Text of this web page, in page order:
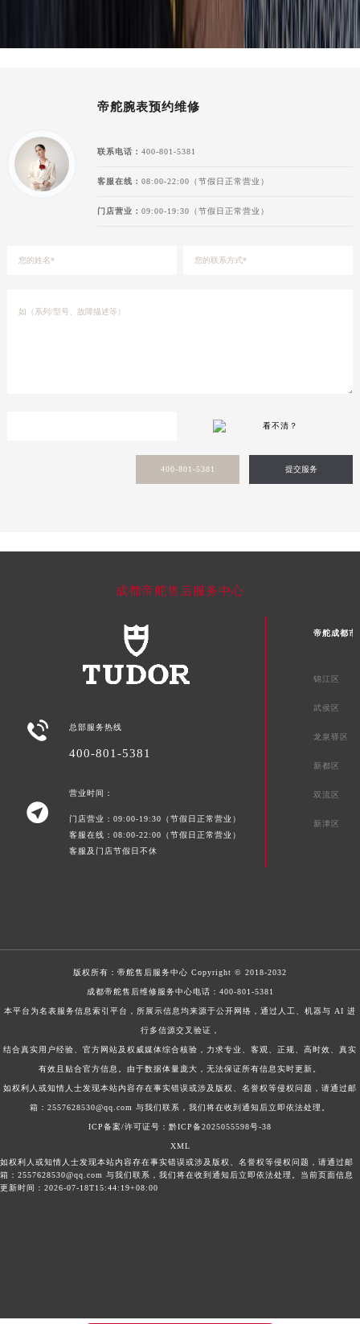
帝舵腕表预约维修
联系电话： 400-801-5381
客服在线： 08:00-22:00（节假日正常营业）
门店营业： 09:00-19:30（节假日正常营业）
看不清？
400-801-5381 提交服务
成都帝舵售后服务中心
 总部服务热线
400-801-5381

营业时间：
门店营业：09:00-19:30（节假日正常营业）
客服在线：08:00-22:00（节假日正常营业）
客服及门店节假日不休
帝舵成都市
锦江区
武侯区
龙泉驿区
新都区
双流区
新津区
版权所有： 帝舵售后服务中心 Copyright © 2018-2032
成都帝舵售后维修服务中心电话： 400-801-5381
本平台为名表服务信息索引平台，所展示信息均来源于公开网络，通过人工、机器与 AI 进
行多信源交叉验证，
结合真实用户经验、官方网站及权威媒体综合核验，力求专业、客观、正规、高时效、真实
有效且贴合官方信息。由于数据体量庞大，无法保证所有信息实时更新。
如权利人或知情人士发现本站内容存在事实错误或涉及版权、名誉权等侵权问题，请通过邮
箱：2557628530@qq.com 与我们联系，我们将在收到通知后立即依法处理。
ICP备案/许可证号：黔ICP备2025055598号-38
XML
如权利人或知情人士发现本站内容存在事实错误或涉及版权、名誉权等侵权问题，请通过邮
箱：2557628530@qq.com 与我们联系，我们将在收到通知后立即依法处理。当前页面信息
更新时间：2026-07-18T15:44:19+08:00